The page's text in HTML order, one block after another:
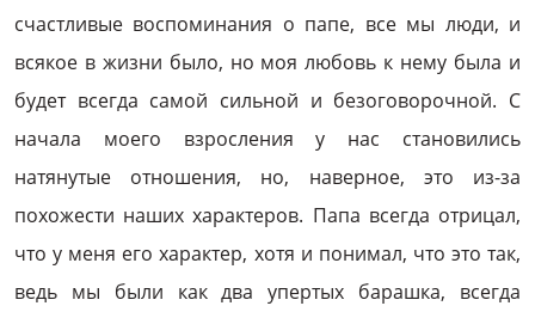
счастливые воспоминания о папе, все мы люди, и
всякое в жизни было, но моя любовь к нему была и
будет всегда самой сильной и безоговорочной. С
начала моего взросления у нас становились
натянутые отношения, но, наверное, это из-за
похожести наших характеров. Папа всегда отрицал,
что у меня его характер, хотя и понимал, что это так,
ведь мы были как два упертых барашка, всегда